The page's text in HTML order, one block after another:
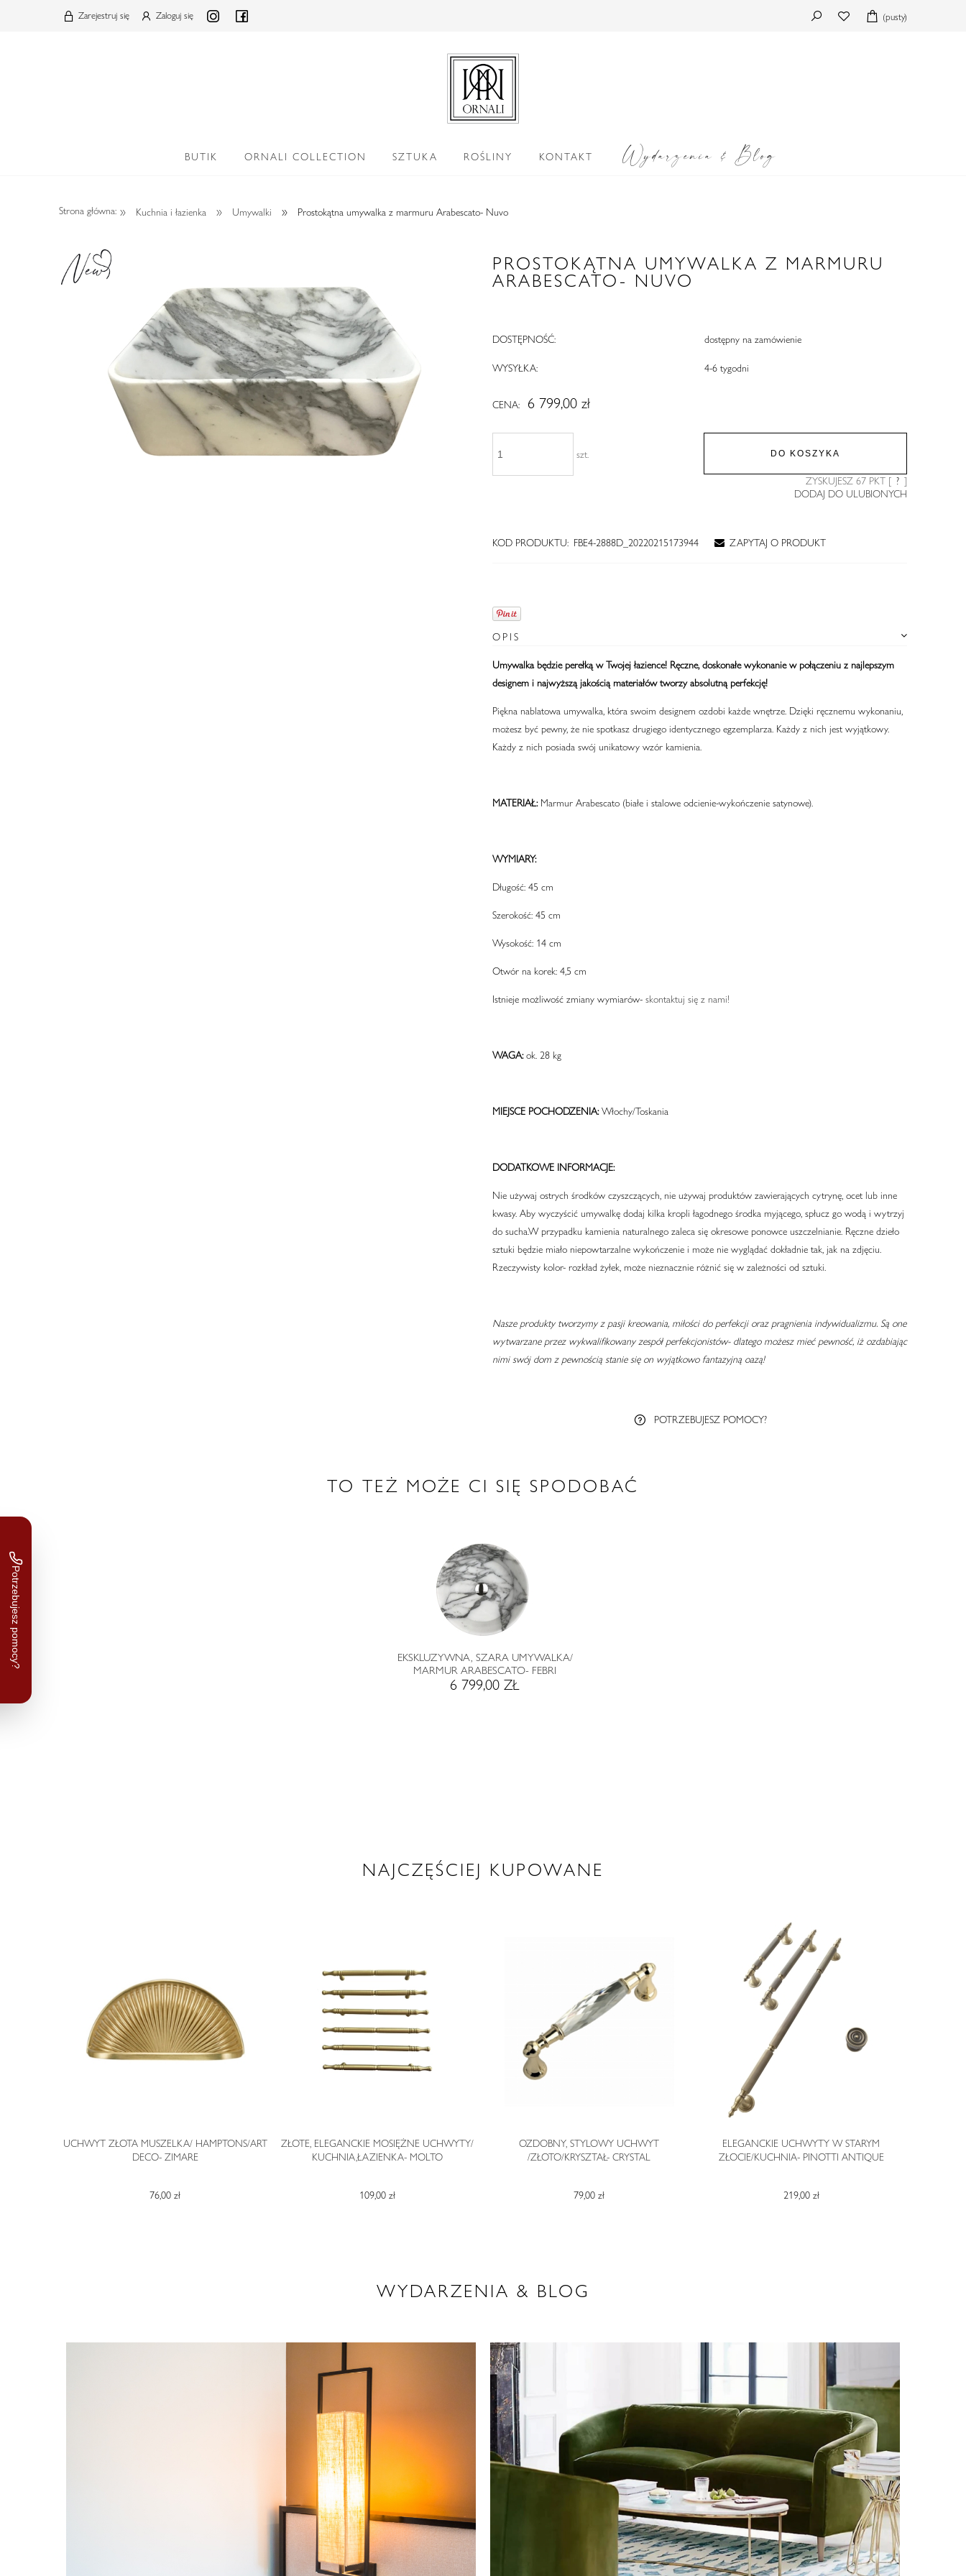
(pusty)
Zarejestruj się Zaloguj się
BUTIK ORNALI COLLECTION SZTUKA ROŚLINY KONTAKT Wydarzenia & Blog
Strona główna: » Kuchnia i łazienka » Umywalki » Prostokątna umywalka z marmuru Arabescato- Nuvo
PROSTOKĄTNA UMYWALKA Z MARMURU
ARABESCATO- NUVO
DOSTĘPNOŚĆ: dostępny na zamówienie
WYSYŁKA: 4-6 tygodni
CENA: 6 799,00 zł
szt. DO KOSZYKA
ZYSKUJESZ 67PKT [ ? ]
DODAJ DO ULUBIONYCH
KOD PRODUKTU: FBE4-2888D_20220215173944 ZAPYTAJ O PRODUKT
OPIS
Umywalka będzie perełką w Twojej łazience! Ręczne, doskonałe wykonanie w połączeniu z najlepszym
designem i najwyższą jakością materiałów tworzy absolutną perfekcję!
Piękna nablatowa umywalka, która swoim designem ozdobi każde wnętrze. Dzięki ręcznemu wykonaniu,
możesz być pewny, że nie spotkasz drugiego identycznego egzemplarza. Każdy z nich jest wyjątkowy.
Każdy z nich posiada swój unikatowy wzór kamienia.
MATERIAŁ: Marmur Arabescato (białe i stalowe odcienie-wykończenie satynowe).
WYMIARY:
Długość: 45 cm
Szerokość: 45 cm
Wysokość: 14 cm
Otwór na korek: 4,5 cm
Istnieje możliwość zmiany wymiarów- skontaktuj się z nami!
WAGA:ok. 28 kg
MIEJSCE POCHODZENIA:Włochy/Toskania
DODATKOWE INFORMACJE:
Nie używaj ostrych środków czyszczących, nie używaj produktów zawierających cytrynę, ocet lub inne
kwasy. Aby wyczyścić umywalkę dodaj kilka kropli łagodnego środka myjącego, spłucz go wodą i wytrzyj
do sucha.W przypadku kamienia naturalnego zaleca się okresowe ponowce uszczelnianie. Ręczne dzieło
sztuki będzie miało niepowtarzalne wykończenie i może nie wyglądać dokładnie tak, jak na zdjęciu.
Rzeczywisty kolor- rozkład żyłek, może nieznacznie różnić się w zależności od sztuki.
Nasze produkty tworzymy z pasji kreowania, miłości do perfekcji oraz pragnienia indywidualizmu. Są one
wytwarzane przez wykwalifikowany zespół perfekcjonistów- dlatego możesz mieć pewność, iż ozdabiając
nimi swój dom z pewnością stanie się on wyjątkowo fantazyjną oazą!
POTRZEBUJESZ POMOCY?
TO TEŻ MOŻE CI SIĘ SPODOBAĆ
EKSKLUZYWNA, SZARA UMYWALKA/
MARMUR ARABESCATO- FEBRI
6 799,00 ZŁ
NAJCZĘŚCIEJ KUPOWANE
UCHWYT ZŁOTA MUSZELKA/ HAMPTONS/ART
DECO- ZIMARE
76,00 zł
ZŁOTE, ELEGANCKIE MOSIĘŻNE UCHWYTY/
KUCHNIA,ŁAZIENKA- MOLTO
109,00 zł
OZDOBNY, STYLOWY UCHWYT
/ZŁOTO/KRYSZTAŁ- CRYSTAL
79,00 zł
ELEGANCKIE UCHWYTY W STARYM
ZŁOCIE/KUCHNIA- PINOTTI ANTIQUE
219,00 zł
WYDARZENIA & BLOG